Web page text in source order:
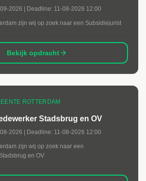
2026 | Deadline: 11-08-2026 12:00
zijn wij op zoek naar een Subsidiejurist
Bekijk opdracht
ROTTERDAM
Stadsbrug en OV
2026 | Deadline: 11-08-2026 12:00
zijn wij op zoek naar een
en OV